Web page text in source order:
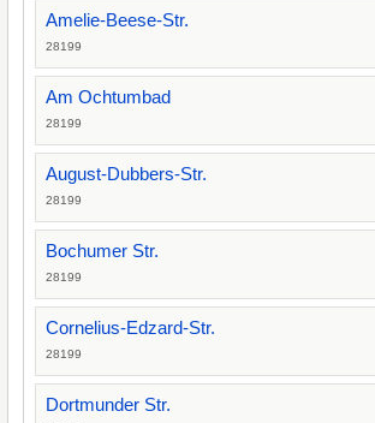
Amelie-Beese-Str.
28199
Am Ochtumbad
28199
August-Dubbers-Str.
28199
Bochumer Str.
28199
Cornelius-Edzard-Str.
28199
Dortmunder Str.